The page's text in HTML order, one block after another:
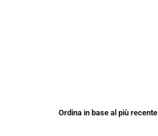
Ordina in base al più recente